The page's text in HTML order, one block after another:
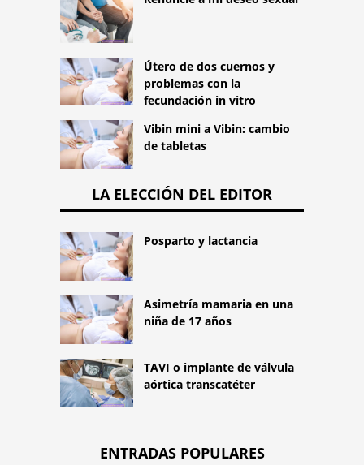
Útero de dos cuernos y
problemas con la
fecundación in vitro
Vibin mini a Vibin: cambio
de tabletas
LA ELECCIÓN DEL EDITOR
Posparto y lactancia
Asimetría mamaria en una
niña de 17 años
TAVI o implante de válvula
aórtica transcatéter
ENTRADAS POPULARES